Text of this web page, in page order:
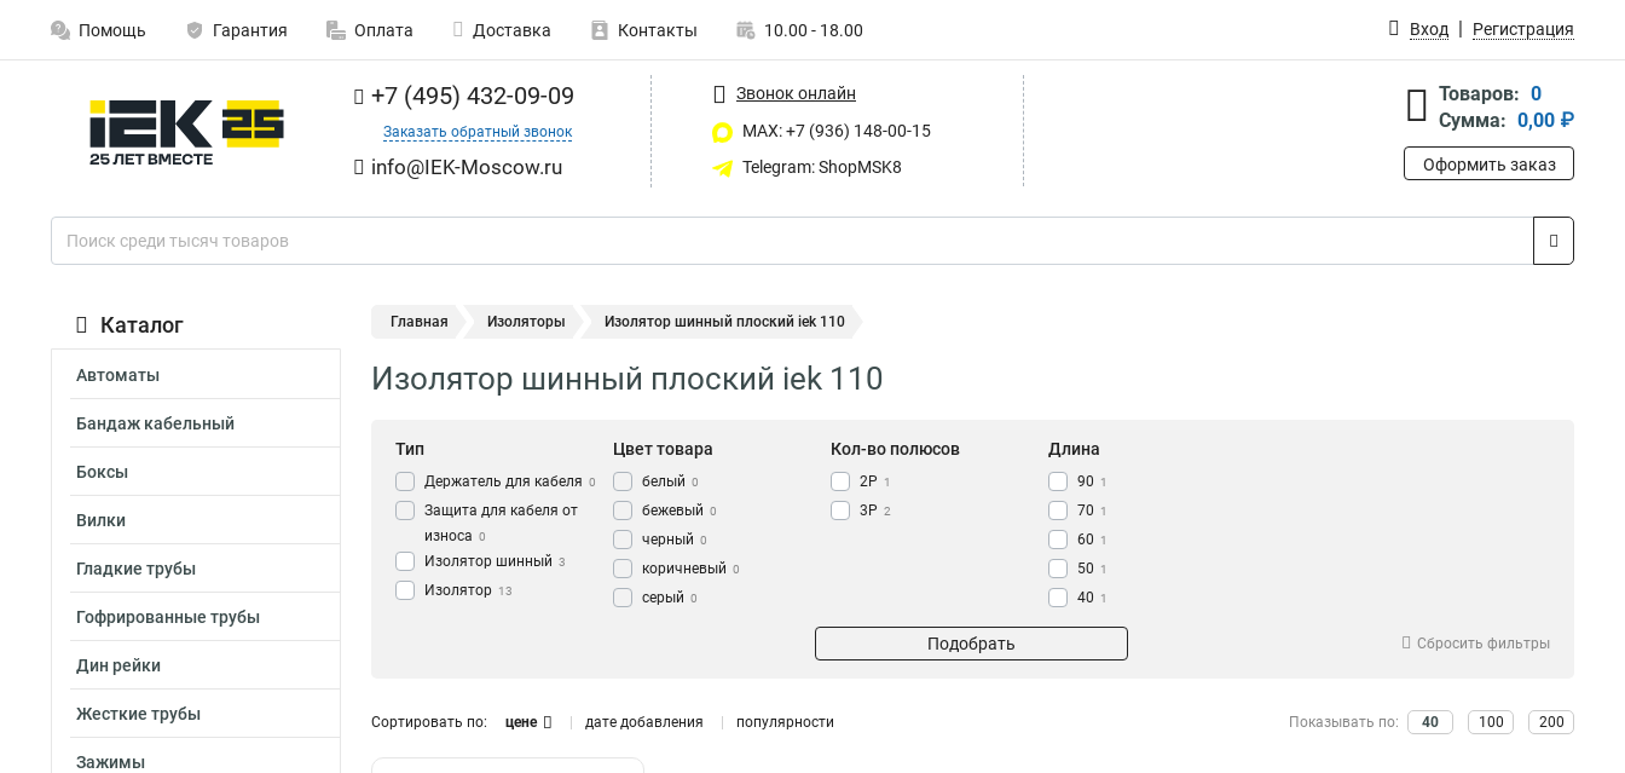
Помощь Гарантия Оплата Доставка Контакты 10.00 - 18.00 Вход Регистрация
+7 (495) 432-09-09
Заказать обратный звонок
info@IEK-Moscow.ru
Звонок онлайн
MAX: +7 (936) 148-00-15
Telegram: ShopMSK8
Товаров: 0
Сумма: 0,00 ₽
Оформить заказ
Каталог
Автоматы
Бандаж кабельный
Боксы
Вилки
Гладкие трубы
Гофрированные трубы
Дин рейки
Жесткие трубы
Зажимы
Главная Изоляторы Изолятор шинный плоский iek 110
Изолятор шинный плоский iek 110
Тип
Держатель для кабеля 0
Защита для кабеля от
износа 0
Изолятор шинный 3
Изолятор 13
Цвет товара
белый 0
бежевый 0
черный 0
коричневый 0
серый 0
Кол-во полюсов
2P 1
3P 2
Длина
90 1
70 1
60 1
50 1
40 1
370 1
270 1
Подобрать Сбросить фильтры
Сортировать по: цене дате добавления популярности Показывать по: 40 100 200